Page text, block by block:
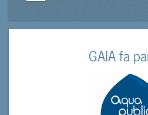
GAIA fa